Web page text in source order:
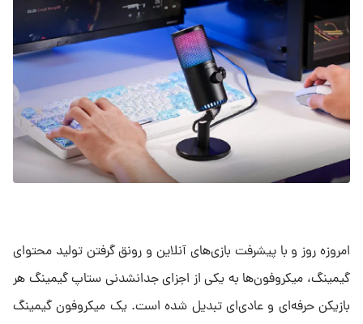
امروزه روز و با پیشرفت بازی‌های آنلاین و رونق گرفتن تولید محتوای
گیمینگ، میکروفون‌ها به یکی از اجزای جدانشدنی ستاپ گیمینگ هر
بازیکن حرفه‌ای و عادی‌ای‌ تبدیل شده است. یک میکروفون گیمینگ